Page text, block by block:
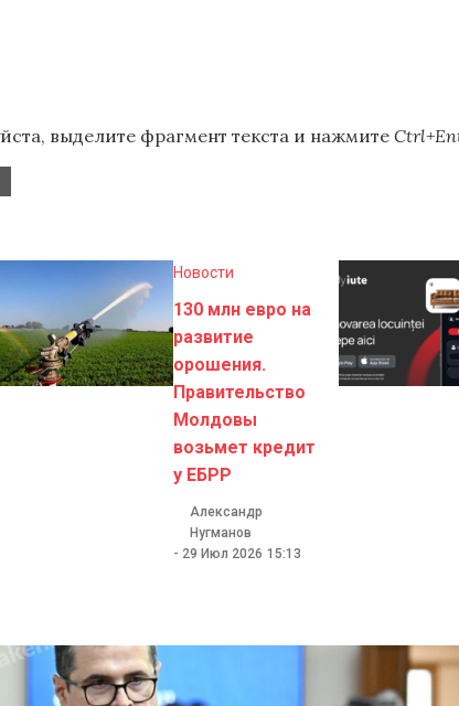
выделите фрагмент текста и нажмите
Новости
130 млн евро на
развитие
орошения.
Правительство
Молдовы
возьмет кредит
у ЕБРР
Александр
Нугманов
- 29 Июл 2026 15:13